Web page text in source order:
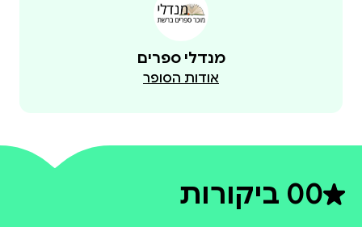
מנדלי ספרים
אודות הסופר
0דירוג ממוצע 0 מתוך 5
0 ביקורות